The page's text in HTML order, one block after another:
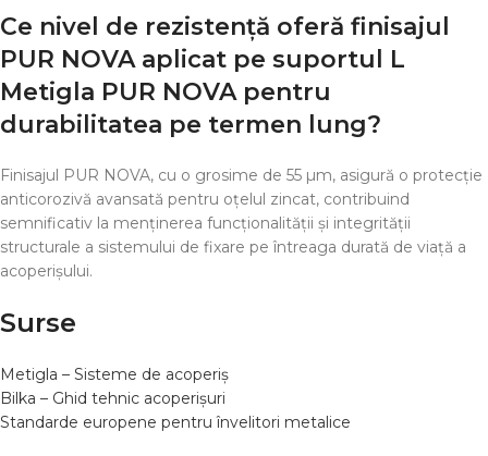
Ce nivel de rezistență oferă finisajul
PUR NOVA aplicat pe suportul L
Metigla PUR NOVA pentru
durabilitatea pe termen lung?
Finisajul PUR NOVA, cu o grosime de 55 µm, asigură o protecție
anticorozivă avansată pentru oțelul zincat, contribuind
semnificativ la menținerea funcționalității și integrității
structurale a sistemului de fixare pe întreaga durată de viață a
acoperișului.
Surse
Metigla – Sisteme de acoperiș
Bilka – Ghid tehnic acoperișuri
Standarde europene pentru învelitori metalice